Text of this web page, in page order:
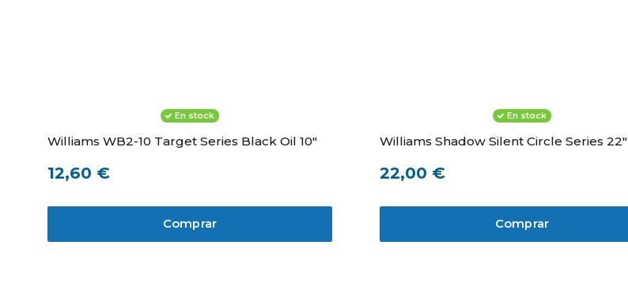
En stock
Williams WB2-10 Target Series Black Oil 10"
12,60 €
Comprar
En stock
Williams Shadow Silent Circle Series 22"
22,00 €
Comprar